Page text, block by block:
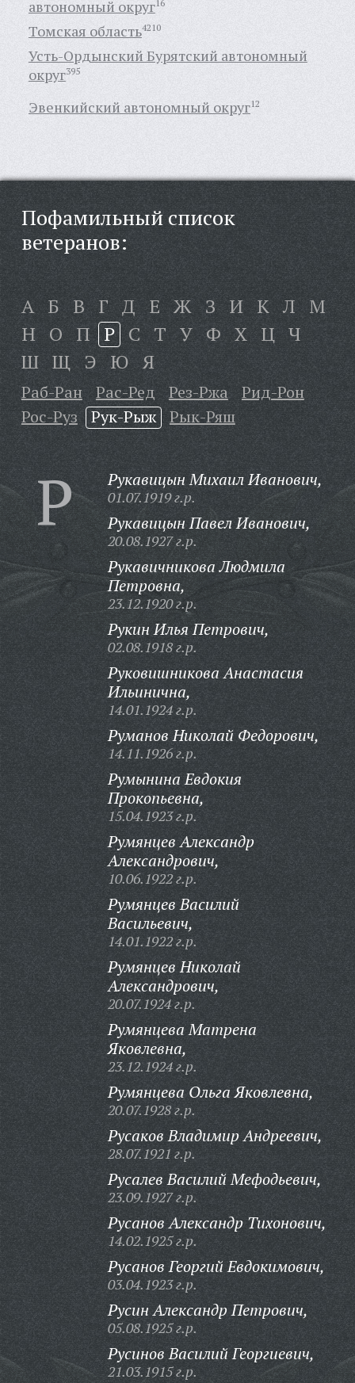
автономный округ16
Томская область4210
Усть-Ордынский Бурятский автономный
округ395
Эвенкийский автономный округ12
Пофамильный список
ветеранов:
А Б В Г Д Е Ж З И К Л М
Н О П Р С Т У Ф Х Ц Ч
Ш Щ Э Ю Я
Раб-Ран Рас-Ред Рез-Ржа
Рид-Рон
Рос-Руз
Рук-Рыж Рык-Ряш
Р Рукавицын Михаил Иванович,
01.07.1919 г.р.
Рукавицын Павел Иванович,
20.08.1927 г.р.
Рукавичникова Людмила
Петровна,
23.12.1920 г.р.
Рукин Илья Петрович,
02.08.1918 г.р.
Руковишникова Анастасия
Ильинична,
14.01.1924 г.р.
Руманов Николай Федорович,
14.11.1926 г.р.
Румынина Евдокия
Прокопьевна,
15.04.1923 г.р.
Румянцев Александр
Александрович,
10.06.1922 г.р.
Румянцев Василий
Васильевич,
14.01.1922 г.р.
Румянцев Николай
Александрович,
20.07.1924 г.р.
Румянцева Матрена
Яковлевна,
23.12.1924 г.р.
Румянцева Ольга Яковлевна,
20.07.1928 г.р.
Русаков Владимир Андреевич,
28.07.1921 г.р.
Русалев Василий Мефодьевич,
23.09.1927 г.р.
Русанов Александр Тихонович,
14.02.1925 г.р.
Русанов Георгий Евдокимович,
03.04.1923 г.р.
Русин Александр Петрович,
05.08.1925 г.р.
Русинов Василий Георгиевич,
21.03.1915 г.р.